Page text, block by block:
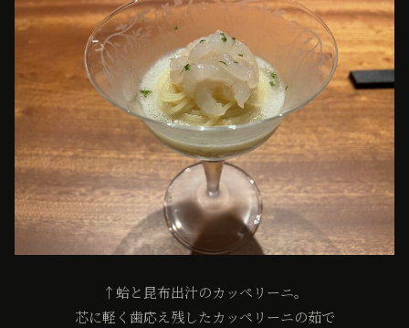
↑蛤と昆布出汁のカッペリーニ。
芯に軽く歯応え残したカッペリーニの茹で